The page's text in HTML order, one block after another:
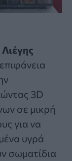
Λιέγης
3D
σε μικρή
για να
υγρά
σωματίδια